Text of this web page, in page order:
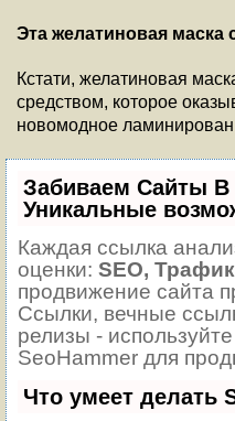
Эта желатиновая маска
Кстати, желатиновая
средством, которое
новомодное
Забиваем Сайты
Уникальные
Каждая ссылка
оценки: SEO,
продвижение сайта
Ссылки, вечные
релизы -
SeoHammer для
Что умеет делать